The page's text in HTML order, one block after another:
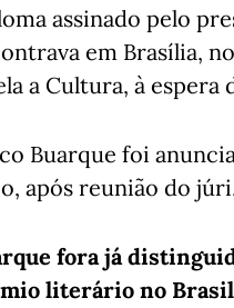
assinado pelo
em Brasília,
a Cultura, à espera
Buarque foi
após reunião do
fora já
literário no